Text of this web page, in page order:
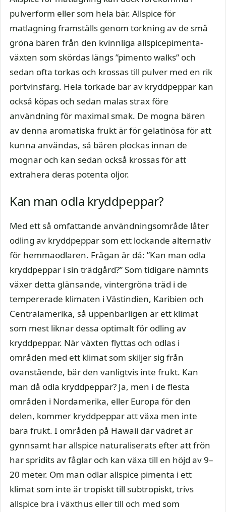
pulverform eller som hela bär. Allspice för
matlagning framställs genom torkning av de små
gröna bären från den kvinnliga allspicepimenta-
växten som skördas längs ”pimento walks” och
sedan ofta torkas och krossas till pulver med en rik
portvinsfärg. Hela torkade bär av kryddpeppar kan
också köpas och sedan malas strax före
användning för maximal smak. De mogna bären
av denna aromatiska frukt är för gelatinösa för att
kunna användas, så bären plockas innan de
mognar och kan sedan också krossas för att
extrahera deras potenta oljor.
Kan man odla kryddpeppar?
Med ett så omfattande användningsområde låter
odling av kryddpeppar som ett lockande alternativ
för hemmaodlaren. Frågan är då: ”Kan man odla
kryddpeppar i sin trädgård?” Som tidigare nämnts
växer detta glänsande, vintergröna träd i de
tempererade klimaten i Västindien, Karibien och
Centralamerika, så uppenbarligen är ett klimat
som mest liknar dessa optimalt för odling av
kryddpeppar. När växten flyttas och odlas i
områden med ett klimat som skiljer sig från
ovanstående, bär den vanligtvis inte frukt. Kan
man då odla kryddpeppar? Ja, men i de flesta
områden i Nordamerika, eller Europa för den
delen, kommer kryddpeppar att växa men inte
bära frukt. I områden på Hawaii där vädret är
gynnsamt har allspice naturaliserats efter att frön
har spridits av fåglar och kan växa till en höjd av 9–
20 meter. Om man odlar allspice pimenta i ett
klimat som inte är tropiskt till subtropiskt, trivs
allspice bra i växthus eller till och med som